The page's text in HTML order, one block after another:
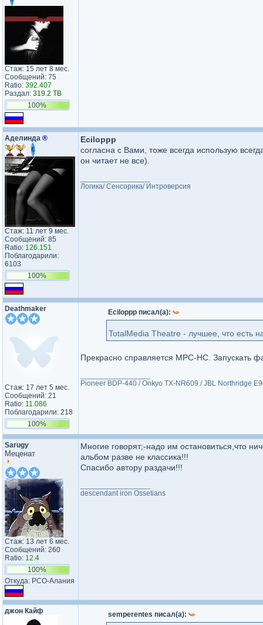
Стаж: 15 лет 8 мес.
Сообщений: 75
Ratio: 392.407
Раздал: 319.2 TB
100%
Аделинда ®
Стаж: 11 лет 9 мес.
Сообщений: 85
Ratio: 126.151
Поблагодарили:
6103
100%
Eciloppp
согласна с Вами, тоже всегда использую
он читает не все).
Логика/ Сенсорика/ Интроверсия
Deathmaker
Стаж: 17 лет 5 мес.
Сообщений: 21
Ratio: 11.086
Поблагодарили: 218
100%
Eciloppp писал(а):
TotalMedia Theatre - лучшее, что есть
Прекрасно справляется MPC-HC. Запускать
Pioneer BDP-440 / Onkyo TX-NR609 / JBL Northridge
Sarugy
Меценат
Стаж: 13 лет 6 мес.
Сообщений: 260
Ratio: 12.4
100%
Откуда: РСО-Алания
Многие говорят;-надо им остановиться,что
альбом разве не классика!!!
Спасибо автору раздачи!!!
descendant iron Ossetians
джон Кайф semperentes писал(а):